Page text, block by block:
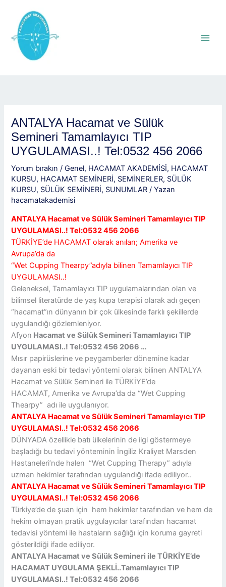
ANTALYA Hacamat ve Sülük
Semineri Tamamlayıcı TIP
UYGULAMASI..! Tel:0532 456 2066
Yorum bırakın /Genel, HACAMAT AKADEMİSİ, HACAMAT
KURSU, HACAMAT SEMİNERİ, SEMİNERLER, SÜLÜK
KURSU, SÜLÜK SEMİNERİ, SUNUMLAR / Yazan
hacamatakademisi
ANTALYA Hacamat ve Sülük Semineri Tamamlayıcı TIP
UYGULAMASI..! Tel:0532 456 2066
TÜRKİYE’de HACAMAT olarak anılan; Amerika ve
Avrupa’da da
“Wet Cupping Thearpy”adıyla bilinen Tamamlayıcı TIP
UYGULAMASI..!
Geleneksel, Tamamlayıcı TIP uygulamalarından olan ve
bilimsel literatürde de yaş kupa terapisi olarak adı geçen
“hacamat”ın dünyanın bir çok ülkesinde farklı şekillerde
uygulandığı gözlemleniyor.
Afyon Hacamat ve Sülük Semineri Tamamlayıcı TIP
UYGULAMASI..! Tel:0532 456 2066 …
Mısır papirüslerine ve peygamberler dönemine kadar
dayanan eski bir tedavi yöntemi olarak bilinen ANTALYA
Hacamat ve Sülük Semineri ile TÜRKİYE’de
HACAMAT, Amerika ve Avrupa’da da “Wet Cupping
Thearpy” adı ile uygulanıyor.
ANTALYA Hacamat ve Sülük Semineri Tamamlayıcı TIP
UYGULAMASI..! Tel:0532 456 2066
DÜNYADA özellikle batı ülkelerinin de ilgi göstermeye
başladığı bu tedavi yönteminin İngiliz Kraliyet Marsden
Hastaneleri’nde halen “Wet Cupping Therapy” adıyla
uzman hekimler tarafından uygulandığı ifade ediliyor..
ANTALYA Hacamat ve Sülük Semineri Tamamlayıcı TIP
UYGULAMASI..! Tel:0532 456 2066
Türkiye’de de şuan için hem hekimler tarafından ve hem de
hekim olmayan pratik uygulayıcılar tarafından hacamat
tedavisi yöntemi ile hastaların sağlığı için koruma gayreti
gösterildiği ifade ediliyor.
ANTALYA Hacamat ve Sülük Semineri ile TÜRKİYE’de
HACAMAT UYGULAMA ŞEKLİ..Tamamlayıcı TIP
UYGULAMASI..! Tel:0532 456 2066